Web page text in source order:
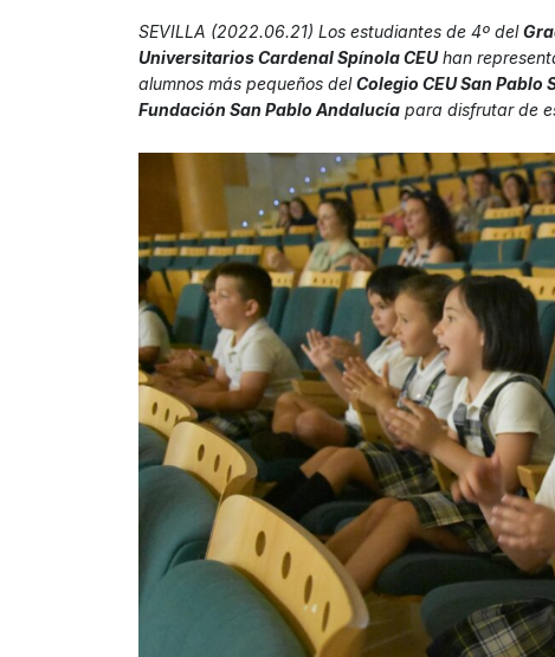
SEVILLA (2022.06.21) Los estudiantes de 4º del
Universitarios Cardenal Spínola CEUhan
alumnos más pequeños delColegio CEU San Pablo
Fundación San Pablo Andalucía para disfrutar de